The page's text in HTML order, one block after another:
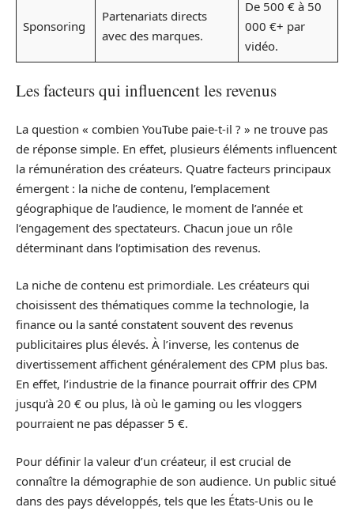
Sponsoring
Partenariats directs
avec des marques.
De 500 € à 50
000 €+ par
vidéo.
Les facteurs qui influencent les revenus
La question « combien YouTube paie-t-il ? » ne trouve pas
de réponse simple. En effet, plusieurs éléments influencent
la rémunération des créateurs. Quatre facteurs principaux
émergent : la niche de contenu, l’emplacement
géographique de l’audience, le moment de l’année et
l’engagement des spectateurs. Chacun joue un rôle
déterminant dans l’optimisation des revenus.
La niche de contenu est primordiale. Les créateurs qui
choisissent des thématiques comme la technologie, la
finance ou la santé constatent souvent des revenus
publicitaires plus élevés. À l’inverse, les contenus de
divertissement affichent généralement des CPM plus bas.
En effet, l’industrie de la finance pourrait offrir des CPM
jusqu’à 20 € ou plus, là où le gaming ou les vloggers
pourraient ne pas dépasser 5 €.
Pour définir la valeur d’un créateur, il est crucial de
connaître la démographie de son audience. Un public situé
dans des pays développés, tels que les États-Unis ou le